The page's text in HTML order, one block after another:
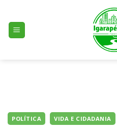
content
POLÍTICA VIDA E CIDADANIA